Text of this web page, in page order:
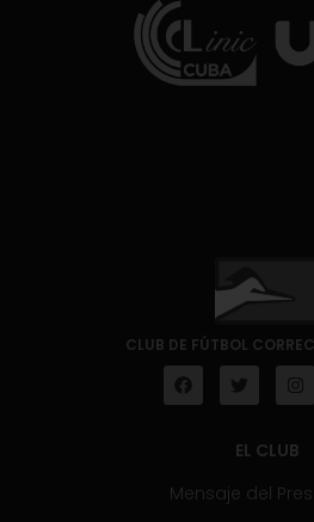
CLUB DE FÚTBOL
EL CLUB
Mensaje del